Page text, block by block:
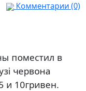
Комментарии (0)
поместил в
червона
и 10гривен.